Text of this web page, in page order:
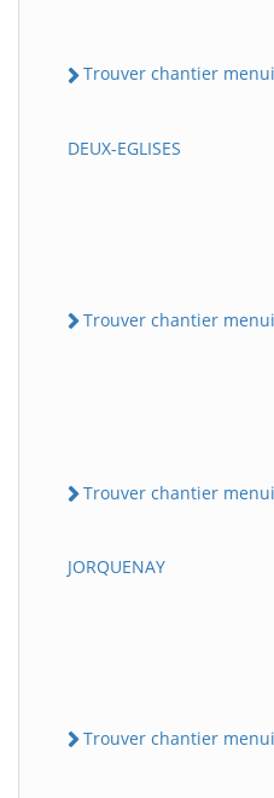
Trouver chantier
DEUX-EGLISES
Trouver chantier
Trouver chantier
JORQUENAY
Trouver chantier